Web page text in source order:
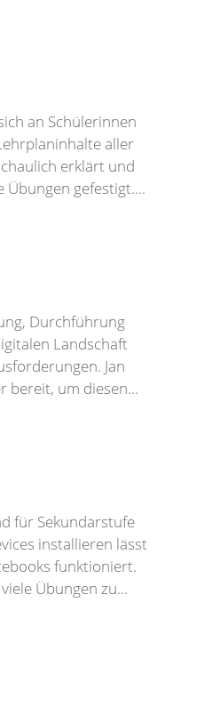
an Schülerinnen
aller
erklärt und
gefestigt....
Durchführung
Landschaft
Jan
bereit, um diesen...
für Sekundarstufe
installieren lässt
funktioniert.
Übungen zu...